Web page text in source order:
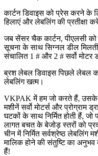
कार्टन डिवाइस को प्रेस करने के
हिलाएं और लेबलिंग की प्रतीक्षा
जब सेंसर चैक कार्टन, पीएलसी
सूचना के साथ सिग्नल डील मिलती
संचालित 1 # और 2 # सर्वो मोटर
ब्रश लेबल डिवाइस पिछले लेबल
लेबलिंग खत्म।
VKPAK में हम जो करते हैं, उसके
मशीनें सर्वो मोटर्स और प्रोग्राम
घटकों के साथ निर्मित होती हैं, जो
लागत बचत के बेजोड़ स्तरों को
चीन में निर्मित सर्वश्रेष्ठ
मालिक होने की संतुष्टि का
हैं!